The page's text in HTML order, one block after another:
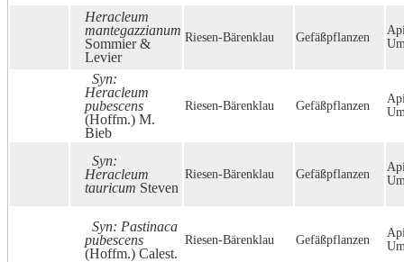
Heracleum
mantegazzianum
Sommier &
Levier
Riesen-Bärenklau Gefäßpflanzen
Syn:
Heracleum
pubescens
(Hoffm.) M.
Bieb
Riesen-Bärenklau Gefäßpflanzen
Syn:
Heracleum
tauricum Steven
Riesen-Bärenklau Gefäßpflanzen
Syn: Pastinaca
pubescens
(Hoffm.) Calest.
Riesen-Bärenklau Gefäßpflanzen